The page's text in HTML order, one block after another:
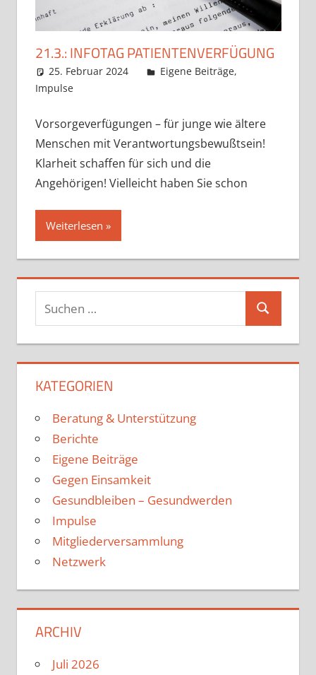
21.3.: INFOTAG PATIENTENVERFÜGUNG
25. Februar 2024 Claudia Ollenhauer
Eigene Beiträge,
Impulse
Vorsorgeverfügungen – für junge wie ältere
Menschen mit Verantwortungsbewußtsein!
Klarheit schaffen für sich und die
Angehörigen! Vielleicht haben Sie schon
Weiterlesen
KATEGORIEN
Beratung & Unterstützung
Berichte
Eigene Beiträge
Gegen Einsamkeit
Gesundbleiben – Gesundwerden
Impulse
Mitgliederversammlung
Netzwerk
ARCHIV
Juli 2026